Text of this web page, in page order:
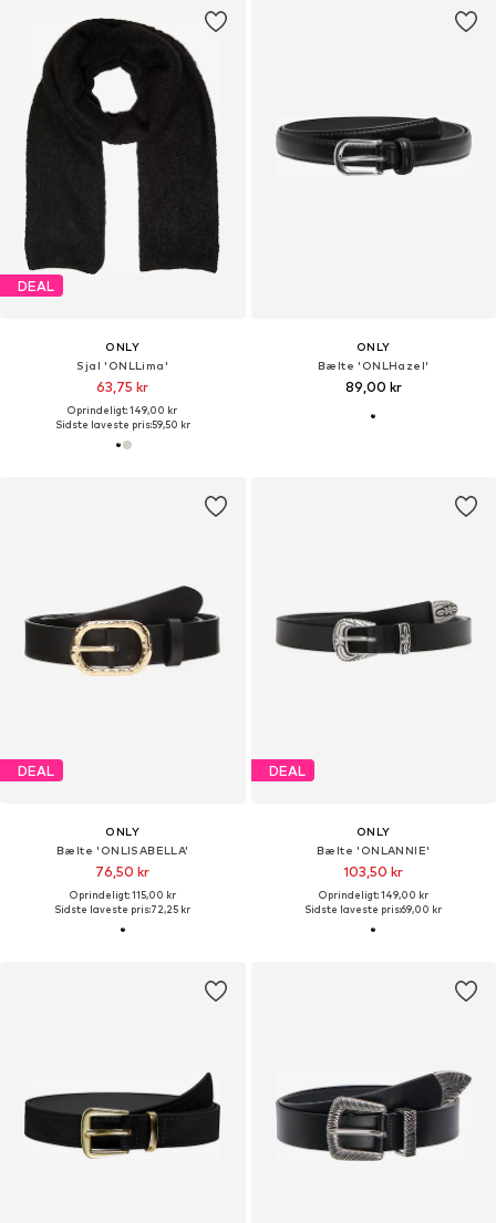
DEAL
ONLY
Sjal 'ONLLima'
63,75 kr
Oprindeligt: 149,00 kr
Sidste laveste pris:59,50 kr
ONLY
Bælte 'ONLHazel'
89,00 kr
DEAL
ONLY
Bælte 'ONLISABELLA'
76,50 kr
Oprindeligt: 115,00 kr
Sidste laveste pris:72,25 kr
DEAL
ONLY
Bælte 'ONLANNIE'
103,50 kr
Oprindeligt: 149,00 kr
Sidste laveste pris:69,00 kr